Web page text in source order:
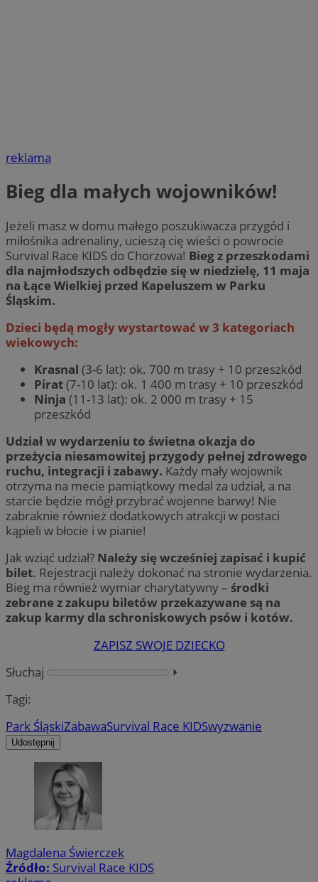
reklama
Bieg dla małych wojowników!
Jeżeli masz w domu małego poszukiwacza przygód i
miłośnika adrenaliny, ucieszą cię wieści o powrocie
Survival Race KIDS do Chorzowa! Bieg z przeszkodami
dla najmłodszych odbędzie się w niedzielę, 11 maja
na Łące Wielkiej przed Kapeluszem w Parku
Śląskim.
Dzieci będą mogły wystartować w 3 kategoriach
wiekowych:
Krasnal (3-6 lat): ok. 700 m trasy + 10 przeszkód
Pirat(7-10 lat): ok. 1 400 m trasy + 10 przeszkód
Ninja (11-13 lat): ok. 2 000 m trasy + 15
przeszkód
Udział w wydarzeniu to świetna okazja do
przeżycia niesamowitej przygody pełnej zdrowego
ruchu, integracji i zabawy. Każdy mały wojownik
otrzyma na mecie pamiątkowy medal za udział, a na
starcie będzie mógł przybrać wojenne barwy! Nie
zabraknie również dodatkowych atrakcji w postaci
kąpieli w błocie i w pianie!
Jak wziąć udział? Należy się wcześniej zapisać i kupić
bilet. Rejestracji należy dokonać na stronie wydarzenia.
Bieg ma również wymiar charytatywny – środki
zebrane z zakupu biletów przekazywane są na
zakup karmy dla schroniskowych psów i kotów.
ZAPISZ SWOJE DZIECKO
Słuchaj
⏵︎
Tagi:
Park ŚląskiZabawaSurvival Race KIDSwyzwanie
Udostępnij
Magdalena Świerczek
Źródło: Survival Race KIDS